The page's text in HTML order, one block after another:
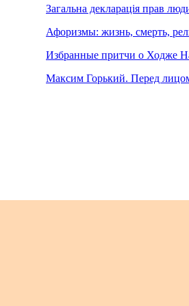
Загальна декларація прав
Афоризмы: жизнь, смерть,
Избранные притчи о Ходже
Максим Горький. Перед